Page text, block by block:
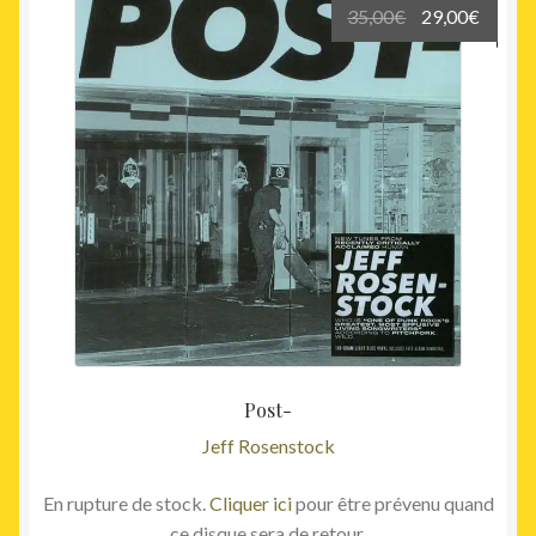
Post-
Jeff Rosenstock
35,00€
Le
prix
était :
35,00€.
29,00€
prix
En rupture de stock.Cliquer icipour être prévenu quand